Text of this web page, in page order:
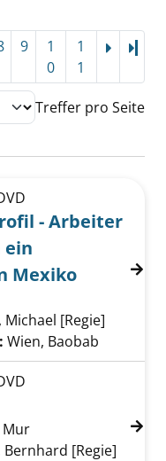
9
1
0
1
1
Treffer pro Seite
Mit neuem Profil -
- Arbeiter
ein
Mexiko
Michael [Regie]
Wien, Baobab
Murtreiben anzeigen
Mur
Bernhard [Regie]